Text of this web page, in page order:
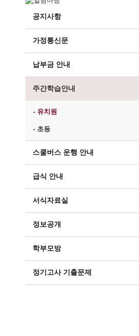
공지사항
가정통신문
납부금 안내
주간학습안내
- 유치원
- 초등
스쿨버스 운행 안내
급식 안내
서식자료실
정보공개
학부모방
정기고사 기출문제